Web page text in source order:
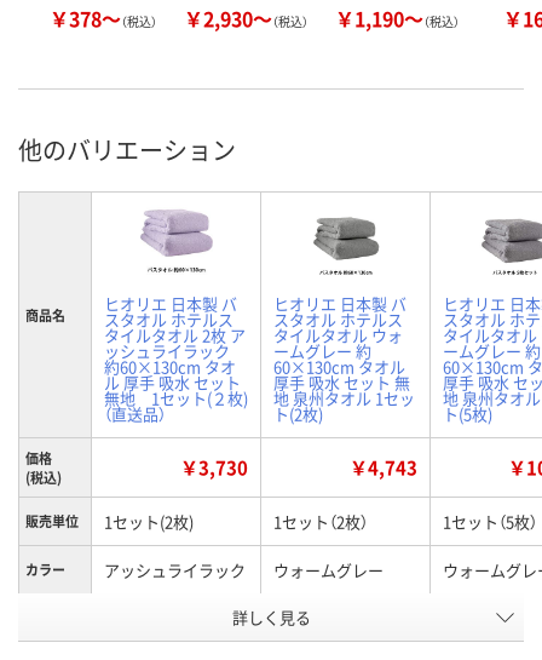
￥378～（税込） ￥2,930～（税込） ￥1,190～（税込） ￥
他のバリエーション
商品名 ヒオリエ 日本製 バ
スタオル ホテルス
タイルタオル 2枚 ア
ッシュライラック
約60×130cm タオ
ル 厚手 吸水 セット
無地 1セット(２枚)
（直送品）
ヒオリエ 日本製 バ
スタオル ホテルス
タイルタオル ウォ
ームグレー 約
60×130cm タオル
厚手 吸水 セット 無
地 泉州タオル 1セッ
ト(2枚)
ヒオリエ 日
スタオル ホ
タイルタオル
ームグレー 約
60×130cm
厚手 吸水 セ
地 泉州タオ
ト(5枚)
価格
(税込)
￥3,730 ￥4,743 ￥
販売単位 1セット(2枚) 1セット（2枚） 1セット（5枚）
カラー アッシュライラック ウォームグレー ウォームグレ
HH62117 HH62142
詳しく見る